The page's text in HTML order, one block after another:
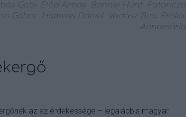
Gabi Előd Álmos Bonnie Hunt
Pataricza
Gábor Hamvas Dániel Vadász Bea
Prókai
Annamária
az az érdekessége – legalábbis magyar